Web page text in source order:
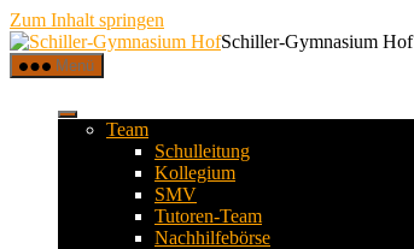
Zum Inhalt springen
Schiller-Gymnasium Hof
Menü
Team
Schulleitung
Kollegium
SMV
Tutoren-Team
Nachhilfebörse